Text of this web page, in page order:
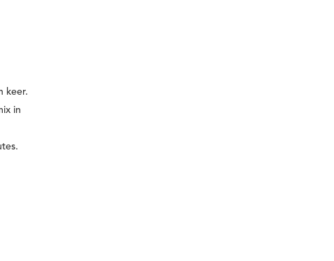
keer.
in